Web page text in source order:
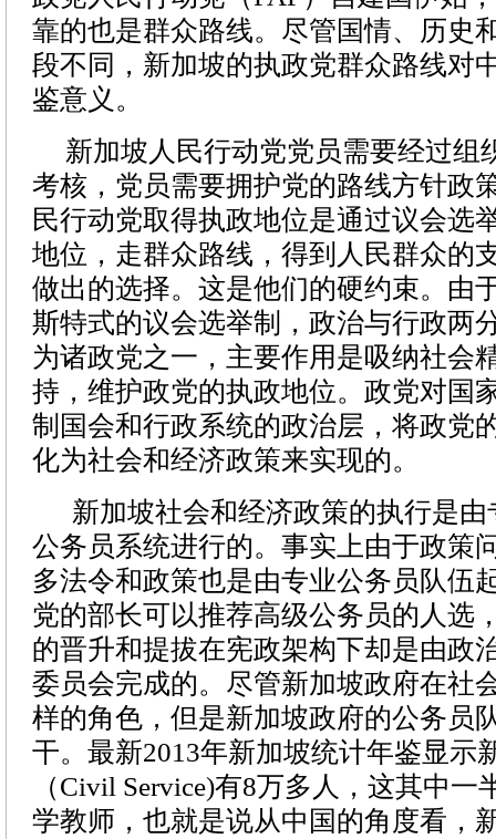
靠的也是群众路线。尽管国情、历史
段不同，新加坡的执政党群众路线对
鉴意义。
新加坡人民行动党党员需要经过组
考核，党员需要拥护党的路线方针政
民行动党取得执政地位是通过议会选
地位，走群众路线，得到人民群众的
做出的选择。这是他们的硬约束。由
斯特式的议会选举制，政治与行政两
为诸政党之一，主要作用是吸纳社会
持，维护政党的执政地位。政党对国
制国会和行政系统的政治层，将政党
化为社会和经济政策来实现的。
新加坡社会和经济政策的执行是
公务员系统进行的。事实上由于政策
多法令和政策也是由专业公务员队伍
党的部长可以推荐高级公务员的人选
的晋升和提拔在宪政架构下却是由政
委员会完成的。尽管新加坡政府在社
样的角色，但是新加坡政府的公务员
干。最新2013年新加坡统计年鉴显示
（Civil Service)有8万多人，这其中一
学教师，也就是说从中国的角度看，